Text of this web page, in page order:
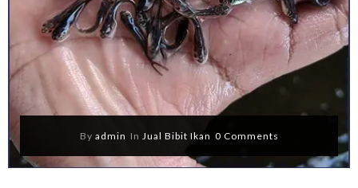
By admin In Jual Bibit Ikan 0 Comments